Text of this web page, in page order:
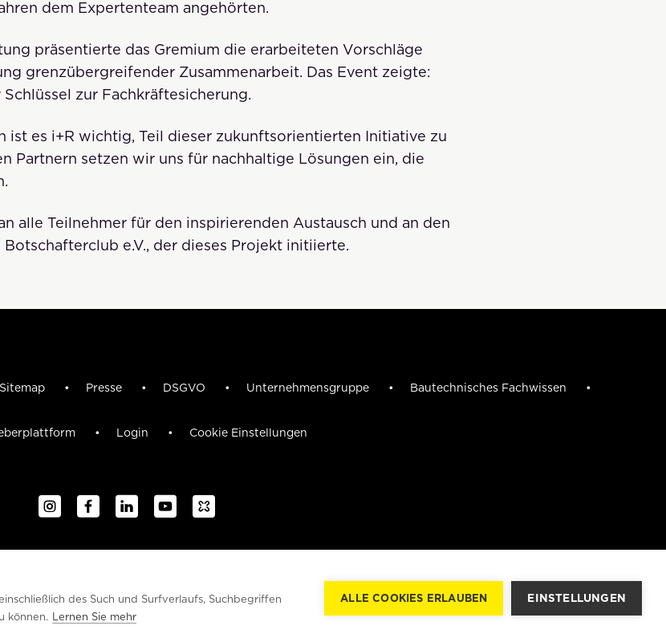
dem Expertenteam angehörten.
präsentierte das Gremium die erarbeiteten Vorschläge
grenzübergreifender Zusammenarbeit. Das Event zeigte:
zur Fachkräftesicherung.
ist es i+R wichtig, Teil dieser zukunftsorientierten Initiative zu
Partnern setzen wir uns für nachhaltige Lösungen ein, die
alle Teilnehmer für den inspirierenden Austausch und an den
e.V., der dieses Projekt initiierte.
Sitemap Presse DSGVO Unternehmensgruppe Bautechnisches Fachwissen
Login Cookie Einstellungen
© 2026 i+R Gruppe
des Such und Surfverlaufs, Suchbegriffen
können. Lernen Sie mehr
ALLE COOKIES ERLAUBEN EINSTELLUNGEN